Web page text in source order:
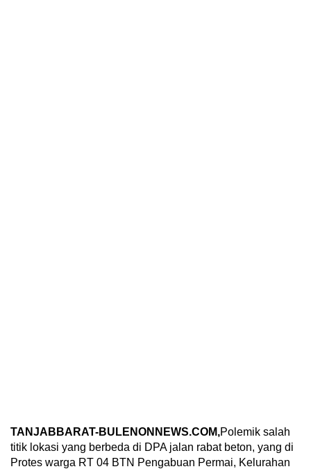
TANJABBARAT-BULENONNEWS.COM,Polemik salah
titik lokasi yang berbeda di DPA jalan rabat beton, yang di
Protes warga RT 04 BTN Pengabuan Permai, Kelurahan